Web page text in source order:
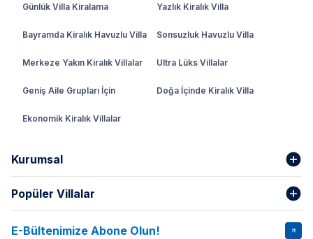
Günlük Villa Kiralama Yazlık Kiralık Villa
Bayramda Kiralık Havuzlu Villa Sonsuzluk Havuzlu Villa
Merkeze Yakın Kiralık Villalar Ultra Lüks Villalar
Geniş Aile Grupları İçin Doğa İçinde Kiralık Villa
Ekonomik Kiralık Villalar
Kurumsal
Hakkımızda
İptal Şartları Banka Hesapları
Popüler Villalar
VİLLA SALKIM VİLLA SLAY 1
E-Bültenimize Abone Olun!